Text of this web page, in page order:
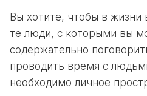
Вы хотите, чтобы в жизни
те люди, с которыми вы
содержательно
проводить время с
необходимо личное